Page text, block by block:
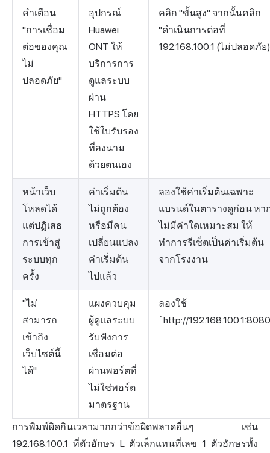
คำเตือน
"การเชื่อม
ต่อของคุณ
ไม่
ปลอดภัย"
อุปกรณ์
Huawei
ONT ให้
บริการการ
ดูแลระบบ
ผ่าน
HTTPS โดย
ใช้ใบรับรอง
ที่ลงนาม
ด้วยตนเอง
คลิก "ขั้นสูง" จากนั้นคลิก
"ดำเนินการต่อที่
192.168.100.1 (ไม่ปลอดภัย
หน้าเว็บ
โหลดได้
แต่ปฏิเสธ
การเข้าสู่
ระบบทุก
ครั้ง
ค่าเริ่มต้น
ไม่ถูกต้อง
หรือมีคน
เปลี่ยนแปลง
ค่าเริ่มต้น
ไปแล้ว
ลองใช้ค่าเริ่มต้นเฉพาะ
แบรนด์ในตารางดูก่อน หา
ไม่มีค่าใดเหมาะสม ให้
ทำการรีเซ็ตเป็นค่าเริ่มต้น
จากโรงงาน
"ไม่
สามารถ
เข้าถึง
เว็บไซต์นี้
ได้"
แผงควบคุม
ผู้ดูแลระบบ
รับฟังการ
เชื่อมต่อ
ผ่านพอร์ตที่
ไม่ใช่พอร์ต
มาตรฐาน
ลองใช้
`http://
การพิมพ์ผิดกินเวลามากกว่าข้อผิดพลาดอื่นๆ เช่น
192.168.100.1 ที่ตัวอักษร L ตัวเล็กแทนที่เลข 1 ตัวอักษรทั้ง